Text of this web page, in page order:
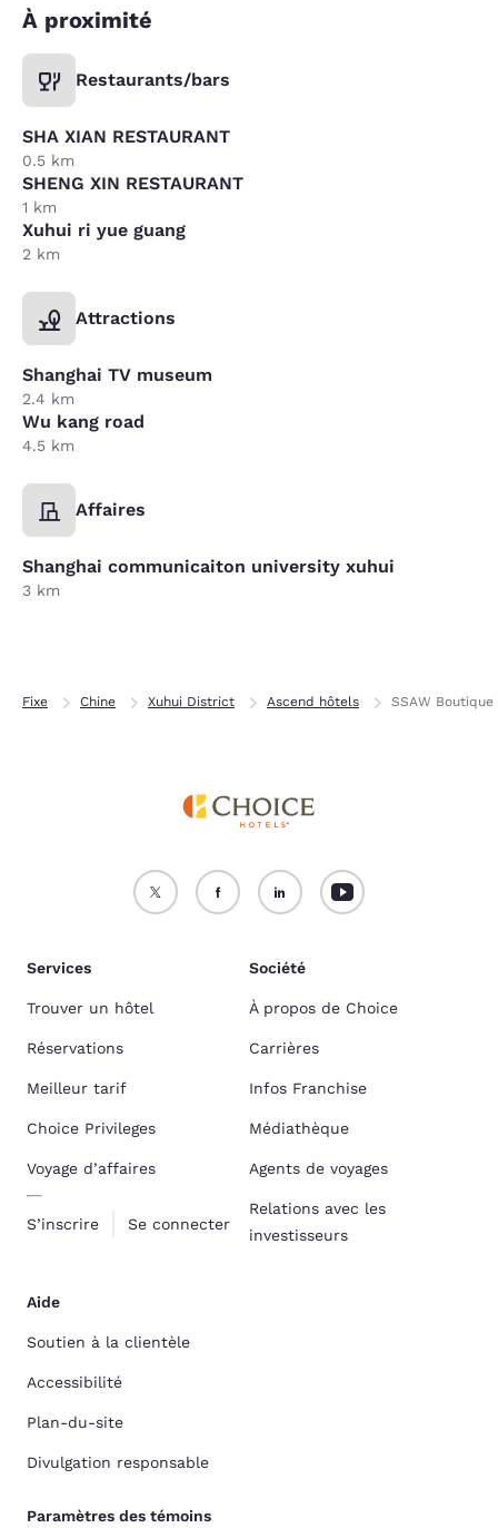
À proximité
Restaurants/bars
SHA XIAN RESTAURANT
0.5 km
SHENG XIN RESTAURANT
1 km
Xuhui ri yue guang
2 km
Attractions
Shanghai TV museum
2.4 km
Wu kang road
4.5 km
Affaires
Shanghai communicaiton university xuhui
3 km
Fixe Chine Xuhui District Ascend hôtels SSAW
Services
Trouver un hôtel
Réservations
Meilleur tarif
Choice Privileges
Voyage d’affaires
S’inscrire Se connecter
Société
À propos de Choice
Carrières
Infos Franchise
Médiathèque
Agents de voyages
Relations avec les
investisseurs
Aide
Soutien à la clientèle
Accessibilité
Plan-du-site
Divulgation responsable
Paramètres des témoins